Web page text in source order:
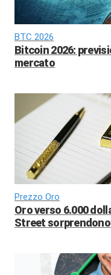
BTC 2026
Bitcoin 2026:
mercato
Prezzo Oro
Oro verso 6.000
Street